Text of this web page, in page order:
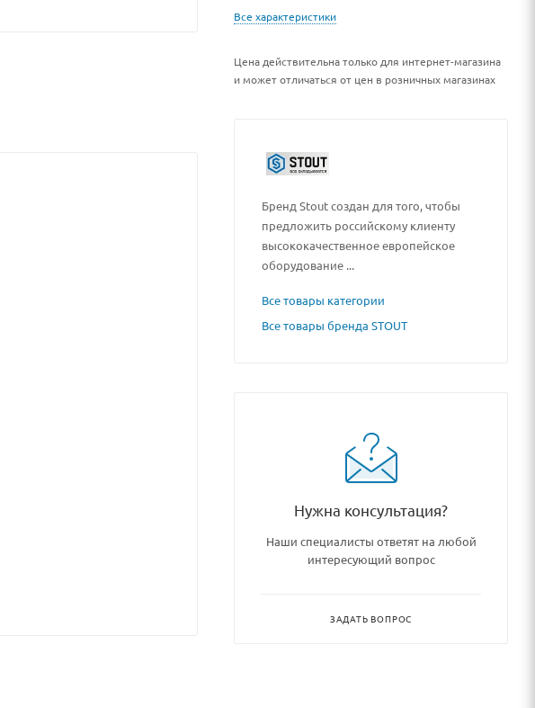
Все характеристики
Цена действительна только для интернет-магазина
и может отличаться от цен в розничных магазинах
Бренд Stout создан для того, чтобы
предложить российскому клиенту
высококачественное европейское
оборудование ...
Все товары категории
Все товары бренда STOUT
Нужна консультация?
Наши специалисты ответят на любой
интересующий вопрос
ЗАДАТЬ ВОПРОС